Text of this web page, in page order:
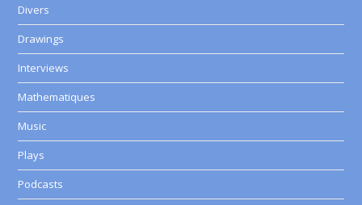
Divers
Drawings
Interviews
Mathematiques
Music
Plays
Podcasts